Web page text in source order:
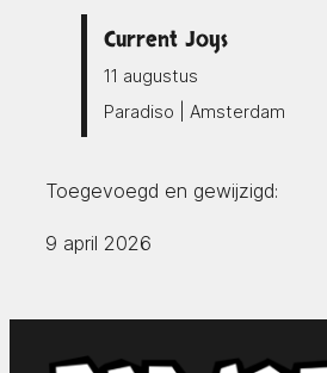
Current Joys
11 augustus
Paradiso | Amsterdam
Toegevoegd en gewijzigd:
9 april 2026